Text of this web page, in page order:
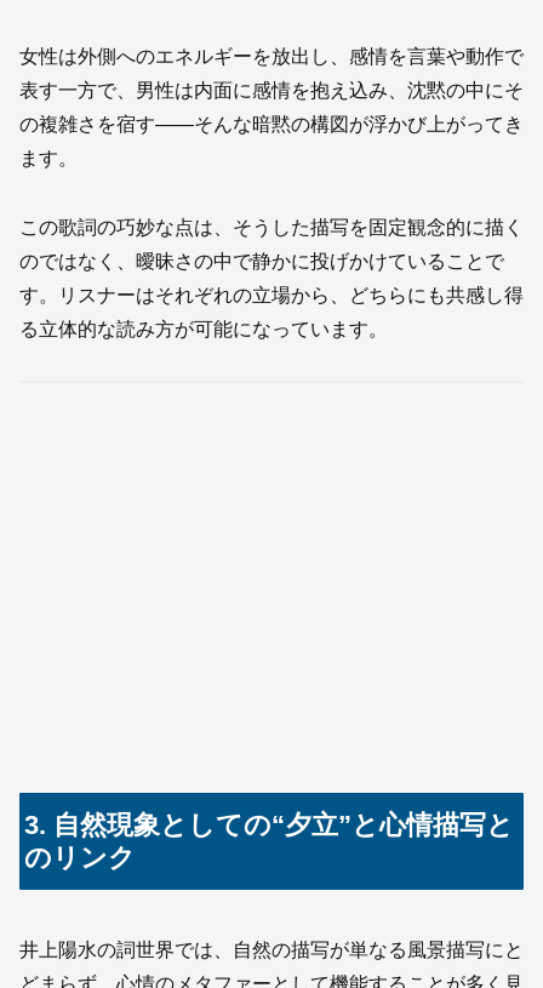
女性は外側へのエネルギーを放出し、感情を言葉や動作で
表す一方で、男性は内面に感情を抱え込み、沈黙の中にそ
の複雑さを宿す——そんな暗黙の構図が浮かび上がってき
ます。
この歌詞の巧妙な点は、そうした描写を固定観念的に描く
のではなく、曖昧さの中で静かに投げかけていることで
す。リスナーはそれぞれの立場から、どちらにも共感し得
る立体的な読み方が可能になっています。
3. 自然現象としての“夕立”と心情描写と
のリンク
井上陽水の詞世界では、自然の描写が単なる風景描写にと
どまらず、心情のメタファーとして機能することが多く見